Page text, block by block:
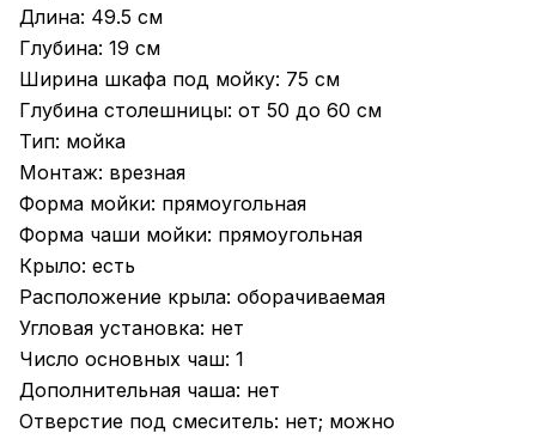
Длина: 49.5 см
Глубина: 19 см
Ширина шкафа под мойку: 75 см
Глубина столешницы: от 50 до 60 см
Тип: мойка
Монтаж: врезная
Форма мойки: прямоугольная
Форма чаши мойки: прямоугольная
Крыло: есть
Расположение крыла: оборачиваемая
Угловая установка: нет
Число основных чаш: 1
Дополнительная чаша: нет
Отверстие под смеситель: нет; можно